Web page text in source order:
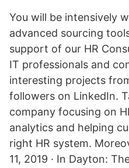
You will be intensively
advanced sourcing
support of our HR
IT professionals and
interesting projects
followers on LinkedIn.
company focusing on
analytics and helping
right HR system.
11, 2019 · In Dayton: